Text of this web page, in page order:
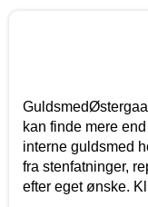
kan finde mere
interne guldsmed
fra stenfatninger,
efter eget ønske.